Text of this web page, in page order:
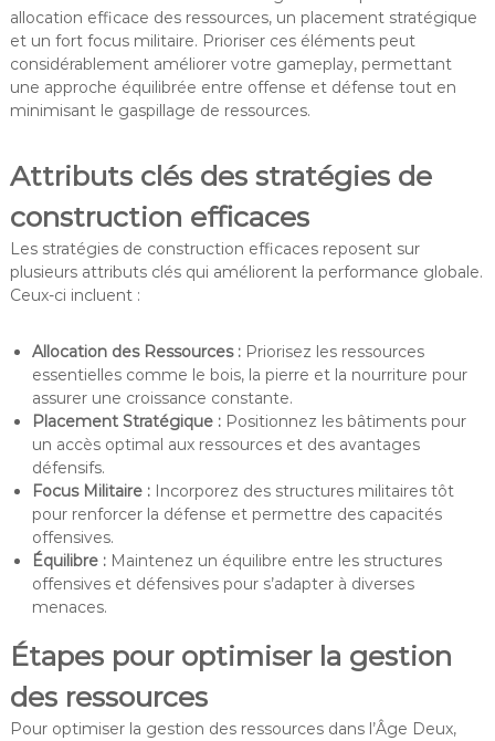
allocation efficace des ressources, un placement stratégique
et un fort focus militaire. Prioriser ces éléments peut
considérablement améliorer votre gameplay, permettant
une approche équilibrée entre offense et défense tout en
minimisant le gaspillage de ressources.
Attributs clés des stratégies de
construction efficaces
Les stratégies de construction efficaces reposent sur
plusieurs attributs clés qui améliorent la performance globale.
Ceux-ci incluent :
Allocation des Ressources :Priorisez les ressources
essentielles comme le bois, la pierre et la nourriture pour
assurer une croissance constante.
Placement Stratégique :Positionnez les bâtiments pour
un accès optimal aux ressources et des avantages
défensifs.
Focus Militaire :Incorporez des structures militaires tôt
pour renforcer la défense et permettre des capacités
offensives.
Équilibre :Maintenez un équilibre entre les structures
offensives et défensives pour s’adapter à diverses
menaces.
Étapes pour optimiser la gestion
des ressources
Pour optimiser la gestion des ressources dans l’Âge Deux,